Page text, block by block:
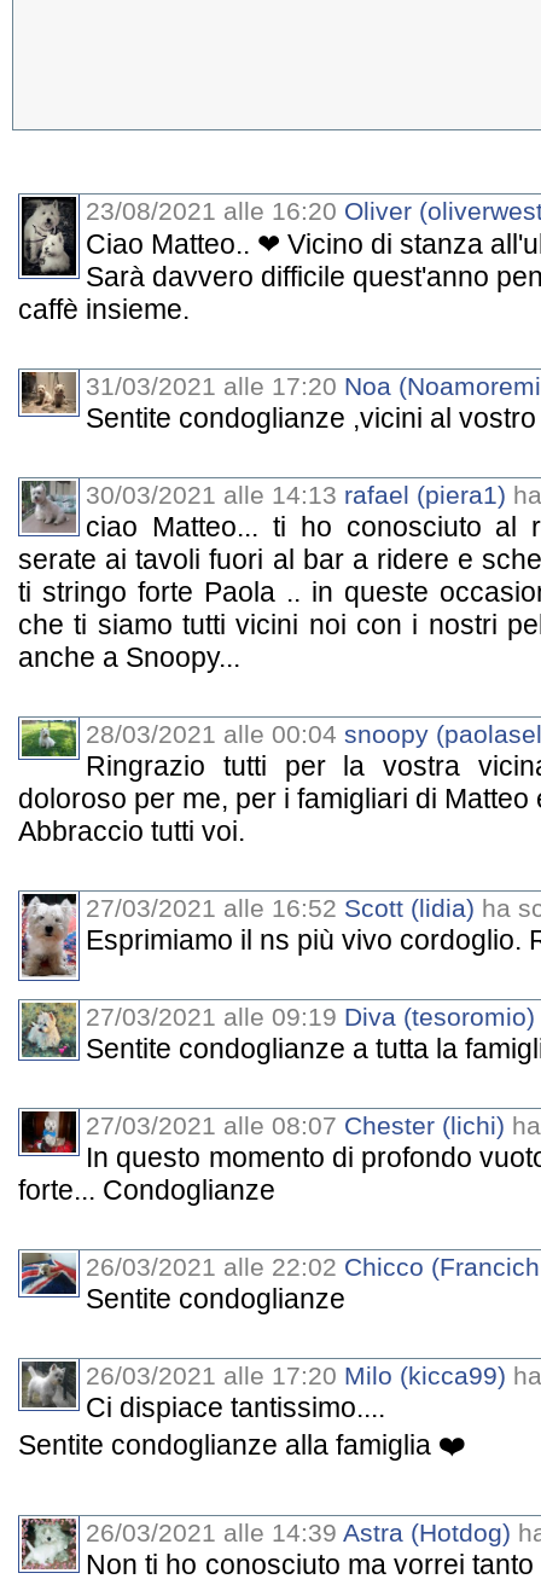
23/08/2021 alle 16:20 Oliver
Ciao Matteo.. ❤ Vicino di stanza
Sarà davvero difficile quest'anno
caffè insieme.
31/03/2021 alle 17:20 Noa
Sentite condoglianze ,vicini al
30/03/2021 alle 14:13 rafael (piera1)
ciao Matteo... ti ho conosciuto al
serate ai tavoli fuori al bar a ridere e
ti stringo forte Paola .. in queste
che ti siamo tutti vicini noi con i nostri
anche a Snoopy...
28/03/2021 alle 00:04 snoopy
Ringrazio tutti per la vostra
doloroso per me, per i famigliari di
Abbraccio tutti voi.
27/03/2021 alle 16:52 Scott (lidia) ha
Esprimiamo il ns più vivo cordoglio.
27/03/2021 alle 09:19 Diva (tesoromio)
Sentite condoglianze a tutta la
27/03/2021 alle 08:07 Chester (lichi)
In questo momento di profondo
forte... Condoglianze
26/03/2021 alle 22:02 Chicco
Sentite condoglianze
26/03/2021 alle 17:20 Milo (kicca99)
Ci dispiace tantissimo....
Sentite condoglianze alla famiglia ❤️
26/03/2021 alle 14:39 Astra (Hotdog)
Non ti ho conosciuto ma vorrei